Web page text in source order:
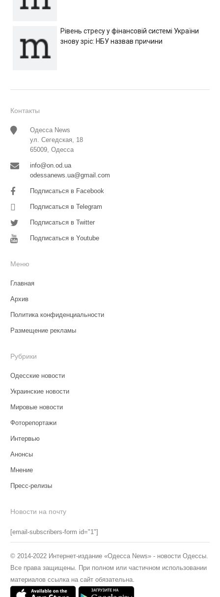
Рівень стресу у фінансовій системі України
знову зріс: НБУ назвав причини
Контакты
Одесса News
ул. Сегедская, 18
65009, Одесса
info@on.od.ua
odessanews.ua@gmail.com
Подписаться в Facebook
Подписаться в Telegram
Подписаться в Twitter
Подписаться в Youtube
Меню
Главная
Архив
Политика конфиденциальности
Размещение рекламы
Рубрики
Одесские новости
Украинские новости
Мировые новости
Фоторепортажи
Интервью
Анонсы
Мнение
Пресс-релизы
Новости на почту
[email-subscribers-form id="1"]
© 2014-2022 Интернет-издание «Одесса News» - новости Одессы.
Все права защищены. При полном или частичном использовании
материалов ссылка на сайт обязательна.